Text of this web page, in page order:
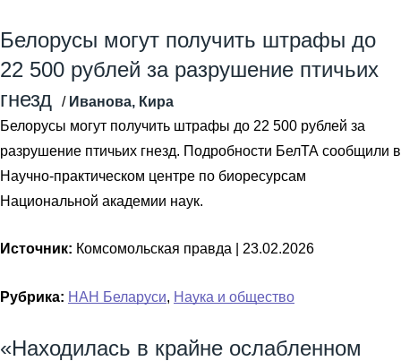
Белорусы могут получить штрафы до
22 500 рублей за разрушение птичьих
гнезд
/ Иванова, Кира
Белорусы могут получить штрафы до 22 500 рублей за
разрушение птичьих гнезд. Подробности БелТА сообщили в
Научно-практическом центре по биоресурсам
Национальной академии наук.
Источник: Комсомольская правда | 23.02.2026
Рубрика: НАН Беларуси, Наука и общество
«Находилась в крайне ослабленном